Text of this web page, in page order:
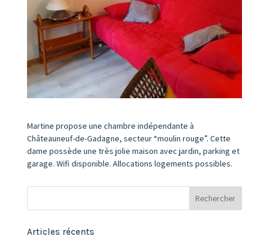
Martine propose une chambre indépendante à
Châteauneuf-de-Gadagne, secteur “moulin rouge”. Cette
dame possède une très jolie maison avec jardin, parking et
garage. Wifi disponible. Allocations logements possibles.
Articles récents